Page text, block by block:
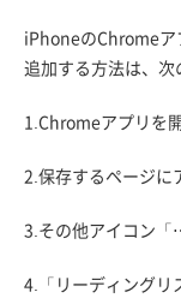
iPhoneのChromeア
追加する方法は、次
1.Chromeアプリを
2.保存するページに
3.その他アイコン
4.「リーディングリ